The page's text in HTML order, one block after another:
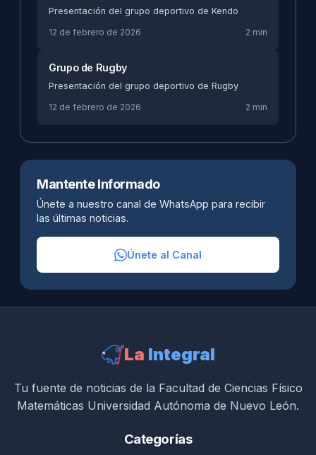
Presentación del grupo deportivo de Kendo
12 de febrero de 2026
2 min
Grupo de Rugby
Presentación del grupo deportivo de Rugby
12 de febrero de 2026
2 min
Mantente Informado
Únete a nuestro canal de WhatsApp para recibir
las últimas noticias.
Únete al Canal
La Integral
Tu fuente de noticias de la Facultad de Ciencias Físico
Matemáticas Universidad Autónoma de Nuevo León.
Categorías